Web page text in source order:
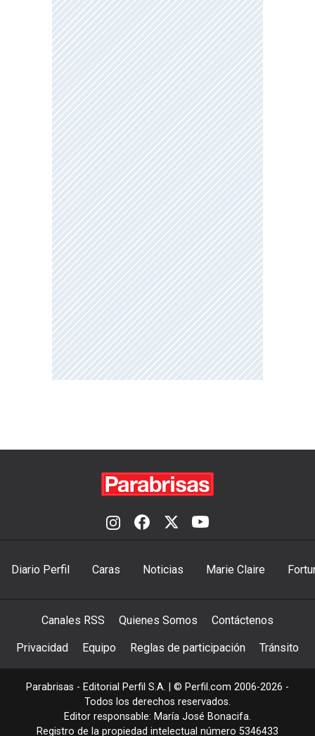
Diario Perfil Caras Noticias Marie Claire
Canales RSS Quienes Somos Contáctenos
Privacidad Equipo Reglas de participación Tránsito
Parabrisas - Editorial Perfil S.A. | © Perfil.com 2006-2026 -
Todos los derechos reservados.
Editor responsable: María José Bonacifa.
Registro de la propiedad intelectual número 5346433